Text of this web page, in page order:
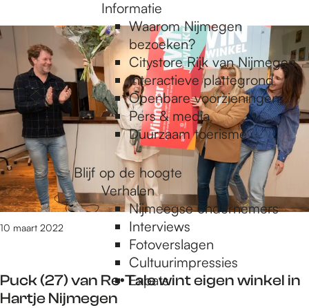
Informatie
Waarom Nijmegen
bezoeken?
Citystore Rijk van Nijmegen
Interactieve plattegrond
Openbare voorzieningen
Pers & media
Duurzaam toerisme
Blijf op de hoogte
Verhalen
Nijmeegse ondernemers
Interviews
Fotoverslagen
Cultuurimpressies
Expats
1
6
3
v
a
n
3
2
s
u
Puck (27) van Re•Tale wint eigen winkel in
Hartje Nijmegen
10 maart 2022